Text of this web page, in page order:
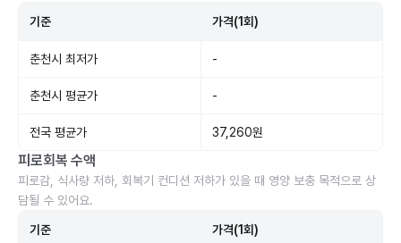
기준 가격(1회)
춘천시 최저가 -
춘천시 평균가 -
전국 평균가 37,260원
피로회복 수액
피로감, 식사량 저하, 회복기 컨디션 저하가 있을 때 영양 보충 목적으로 상
담될 수 있어요.
기준 가격(1회)